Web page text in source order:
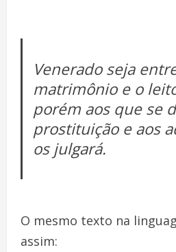
Venerado seja
matrimônio e o
porém aos que se
prostituição e aos
os julgará.
O mesmo texto na
assim: